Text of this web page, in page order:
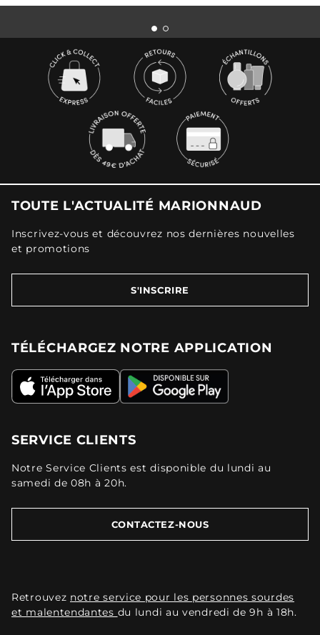
TOUTE L'ACTUALITÉ MARIONNAUD
Inscrivez-vous et découvrez nos dernières nouvelles
et promotions
S'INSCRIRE
TÉLÉCHARGEZ NOTRE APPLICATION
SERVICE CLIENTS
Notre Service Clients est disponible du lundi au
samedi de 08h à 20h.
CONTACTEZ-NOUS
Retrouvez notre service pour les personnes sourdes
et malentendantes du lundi au vendredi de 9h à 18h.